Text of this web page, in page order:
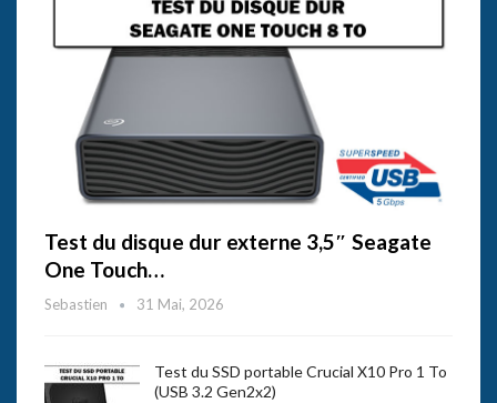
Test du disque dur externe 3,5″ Seagate
One Touch…
Sebastien 31 Mai, 2026
Test du SSD portable Crucial X10 Pro 1 To
(USB 3.2 Gen2x2)